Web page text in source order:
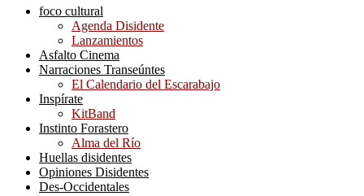
foco cultural
Agenda Disidente
Lanzamientos
Asfalto Cinema
Narraciones Transeúntes
El Calendario del Escarabajo
Inspírate
KitBand
Instinto Forastero
Alma del Río
Huellas disidentes
Opiniones Disidentes
Des-Occidentales